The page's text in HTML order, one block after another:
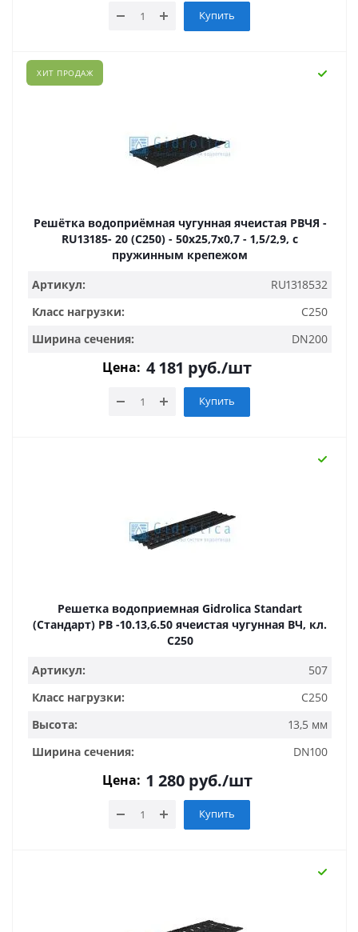
Купить
ХИТ ПРОДАЖ
Решётка водоприёмная чугунная ячеистая РВЧЯ -
RU13185- 20 (C250) - 50х25,7х0,7 - 1,5/2,9, с
пружинным крепежом
Артикул:
RU1318532
Класс нагрузки:
C250
Ширина сечения:
DN200
Цена: 4 181 руб./шт
Купить
Решетка водоприемная Gidrolica Standart
(Стандарт) РВ -10.13,6.50 ячеистая чугунная ВЧ, кл.
С250
Артикул:
507
Класс нагрузки:
C250
Высота:
13,5 мм
Ширина сечения:
DN100
Цена: 1 280руб./шт
Купить